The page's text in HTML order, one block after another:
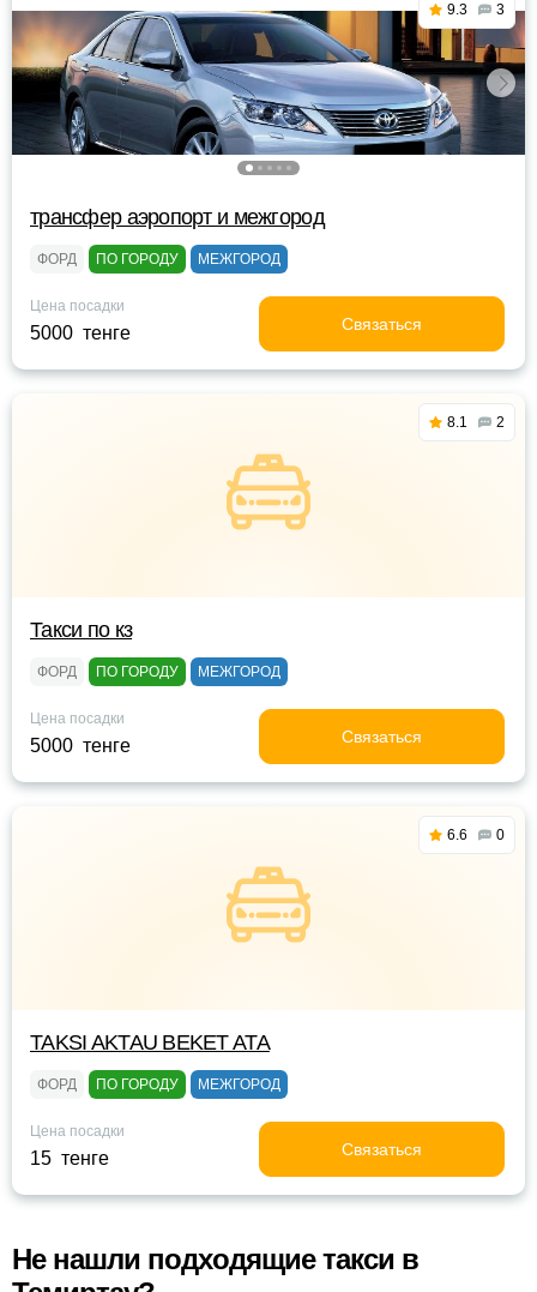
9.3 3
трансфер аэропорт и межгород
ФОРД ПО ГОРОДУ МЕЖГОРОД
Цена посадки
5000 тенге Связаться
8.1 2
Такси по кз
ФОРД ПО ГОРОДУ МЕЖГОРОД
Цена посадки
5000 тенге Связаться
6.6 0
TAKSI AKTAU BEKET ATA
ФОРД ПО ГОРОДУ МЕЖГОРОД
Цена посадки
15 тенге Связаться
Не нашли подходящие такси в